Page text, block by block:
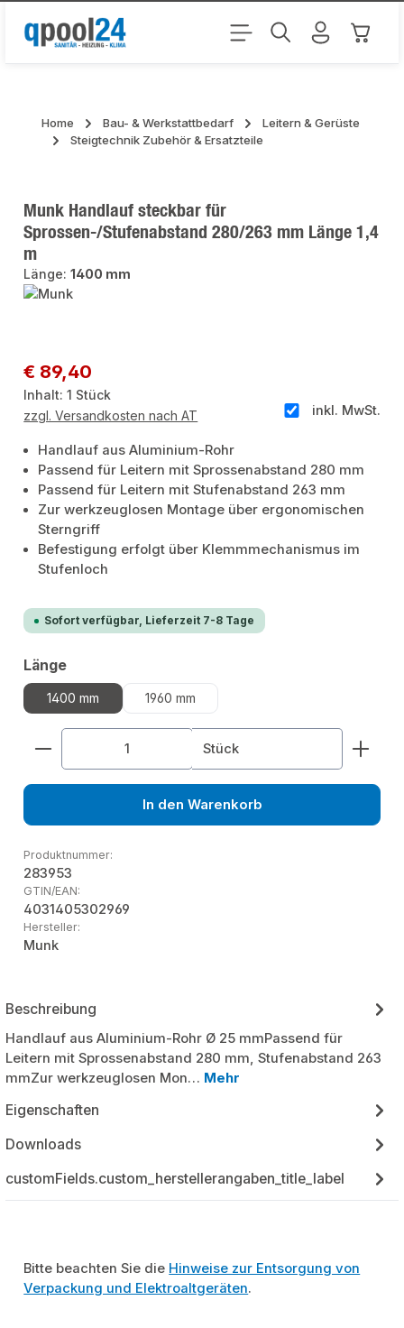
Zum Hauptinhalt springen
Home Bau- & Werkstattbedarf
Leitern & Gerüste
Steigtechnik Zubehör & Ersatzteile
Munk Handlauf steckbar für
Sprossen-/Stufenabstand 280/263 mm Länge 1,4
m
Länge:1400 mm
Regulärer Preis:
€ 89,40
Inhalt:1 Stück
inkl. MwSt.
zzgl. Versandkosten nach AT
Handlauf aus Aluminium-Rohr
Passend für Leitern mit Sprossenabstand 280 mm
Passend für Leitern mit Stufenabstand 263 mm
Zur werkzeuglosen Montage über ergonomischen
Sterngriff
Befestigung erfolgt über Klemmmechanismus im
Stufenloch
Sofort verfügbar, Lieferzeit 7-8 Tage
Längeauswählen
1400 mm 1960 mm
Produkt Anzahl: Gib den gewünschten Wert
Stück
In den Warenkorb
Produktnummer:
283953
GTIN/EAN:
4031405302969
Hersteller:
Munk
Beschreibung
Handlauf aus Aluminium-Rohr Ø 25 mmPassend für
Leitern mit Sprossenabstand 280 mm, Stufenabstand 263
mmZur werkzeuglosen Mon… Mehr
Eigenschaften
Downloads
customFields.custom_herstellerangaben_title_label
Bitte beachten Sie die Hinweise zur Entsorgung von
Verpackung und Elektroaltgeräten.